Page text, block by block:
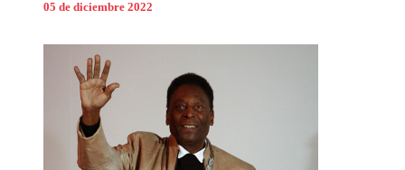
05 de diciembre 2022